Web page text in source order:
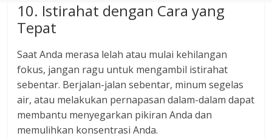
10. Istirahat dengan Cara yang
Tepat
Saat Anda merasa lelah atau mulai kehilangan
fokus, jangan ragu untuk mengambil istirahat
sebentar. Berjalan-jalan sebentar, minum segelas
air, atau melakukan pernapasan dalam-dalam dapat
membantu menyegarkan pikiran Anda dan
memulihkan konsentrasi Anda.